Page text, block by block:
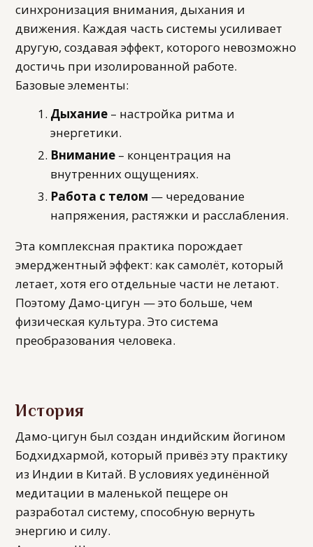
синхронизация внимания, дыхания и
движения. Каждая часть системы усиливает
другую, создавая эффект, которого невозможно
достичь при изолированной работе.
Базовые элементы:
Дыхание – настройка ритма и
энергетики.
Внимание – концентрация на
внутренних ощущениях.
Работа с телом — чередование
напряжения, растяжки и расслабления.
Эта комплексная практика порождает
эмерджентный эффект: как самолёт, который
летает, хотя его отдельные части не летают.
Поэтому Дамо-цигун — это больше, чем
физическая культура. Это система
преобразования человека.
История
Дамо-цигун был создан индийским йогином
Бодхидхармой, который привёз эту практику
из Индии в Китай. В условиях уединённой
медитации в маленькой пещере он
разработал систему, способную вернуть
энергию и силу.